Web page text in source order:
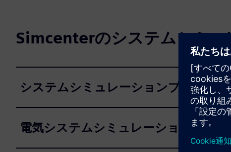
Simcenterのシステムシミュ
システムシミュレーションプラット
電気システムシミュレーション